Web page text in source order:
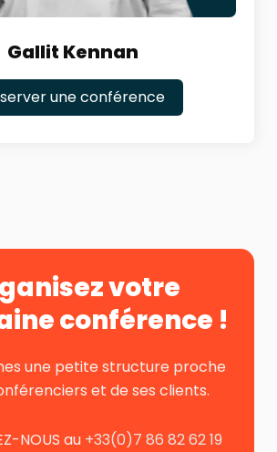
Gallit Kennan
une conférence
votre
conférence !
une petite structure proche
et de ses clients.
NOUS au +33(0)7 86 82 62 19